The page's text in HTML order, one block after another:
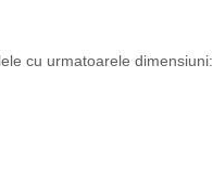
cu urmatoarele dimensiuni: